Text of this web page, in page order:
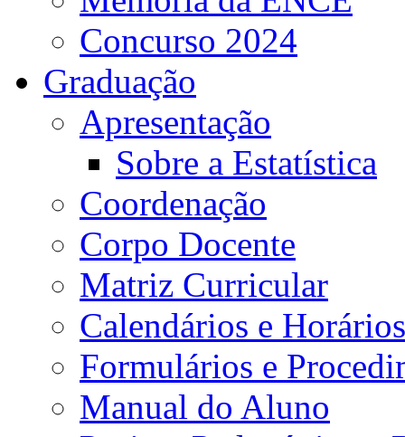
Concurso 2024
Graduação
Apresentação
Sobre a Estatística
Coordenação
Corpo Docente
Matriz Curricular
Calendários e Horários
Formulários e
Manual do Aluno